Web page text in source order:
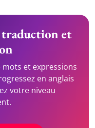
et
et expressions
en anglais
votre niveau